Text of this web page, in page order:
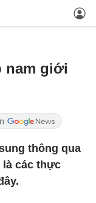
nam giới
thông qua
là các thực